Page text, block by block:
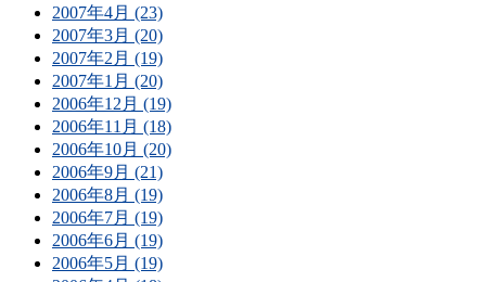
2007年4月 (23)
2007年3月 (20)
2007年2月 (19)
2007年1月 (20)
2006年12月 (19)
2006年11月 (18)
2006年10月 (20)
2006年9月 (21)
2006年8月 (19)
2006年7月 (19)
2006年6月 (19)
2006年5月 (19)